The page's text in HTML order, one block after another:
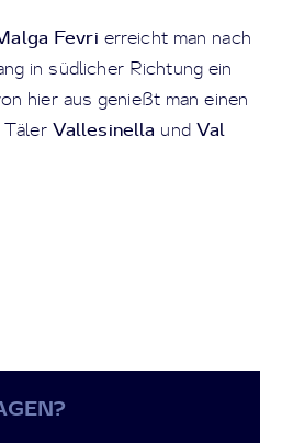
Fevri erreicht man nach
in südlicher Richtung ein
hier aus genießt man einen
Täler Vallesinella und Val